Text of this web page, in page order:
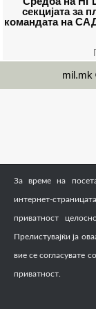
секцијата за
командата на
mil.mk
За време на
интернет-
приватност
Прелистувајќи ја
вие се согласувате
приватност.